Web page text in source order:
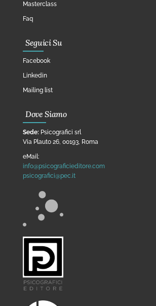
Masterclass
Faq
Seguici Su
Facebook
Linkedin
Mailing list
Dove Siamo
Sede: Psicografici srl
Via Plauto 26, 00193, Roma
eMail:
info@psicograficieditore.com
psicografici@pec.it